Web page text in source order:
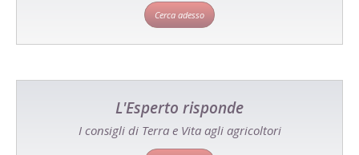
Cerca adesso
L'Esperto risponde
I consigli di Terra e Vita agli agricoltori